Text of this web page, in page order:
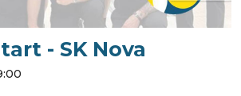
- SK Nova